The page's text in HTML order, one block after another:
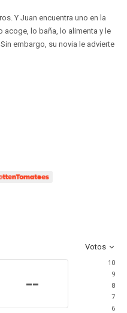
Y Juan encuentra uno en la
acoge, lo baña, lo alimenta y le
embargo, su novia le advierte
Votos
--
10
9
8
7
6